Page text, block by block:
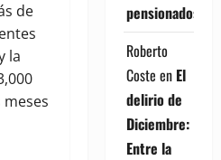
de
la
pensionados
Roberto
Coste en El
delirio de
Diciembre:
Entre la